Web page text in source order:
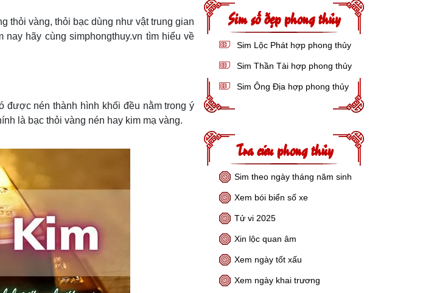
thỏi vàng, thỏi bạc dùng như vật trung gian
hãy cùng simphongthuy.vn tìm hiểu về
được nén thành hình khối đều nằm trong ý
là bạc thỏi vàng nén hay kim mạ vàng.
Sim số đẹp phong thủy
Sim Lộc Phát hợp phong thủy
Sim Thần Tài hợp phong thủy
Sim Ông Địa hợp phong thủy
Tra cứu phong thủy
Sim theo ngày tháng năm sinh
Xem bói biển số xe
Tử vi 2025
Xin lộc quan âm
Xem ngày tốt xấu
Xem ngày khai trương